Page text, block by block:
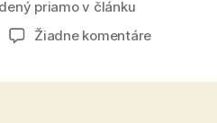
priamo v článku
Žiadne komentárena